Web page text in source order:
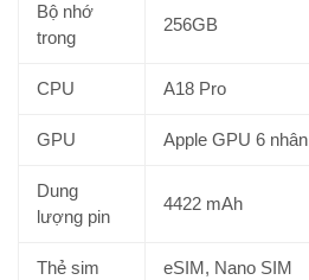
Bộ nhớ
trong
256GB
CPU A18 Pro
GPU Apple GPU 6 nhân
Dung
lượng pin
4422 mAh
Thẻ sim eSIM, Nano SIM